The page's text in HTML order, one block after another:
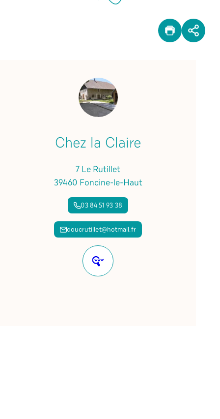
Chez la Claire
7 Le Rutillet
39460 Foncine-le-Haut
03 84 51 93 38
coucrutillet@hotmail.fr
Site
internet